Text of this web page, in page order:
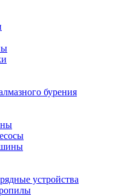
бурения
устройства